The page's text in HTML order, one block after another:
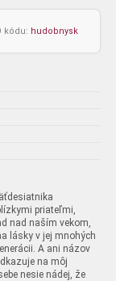
kódu: hudobnysk
priateľmi,
nad naším vekom,
lásky v jej mnohých
A ani názov
na môj
nesie nádej, že